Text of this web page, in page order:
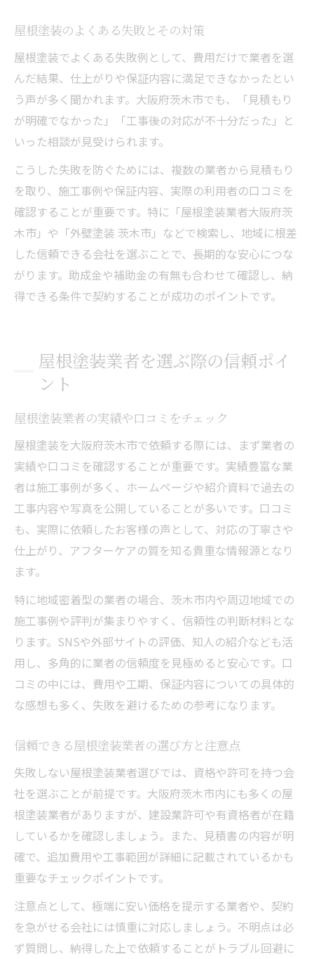
屋根塗装のよくある失敗とその対策
屋根塗装でよくある失敗例として、費用だけで業者を選
んだ結果、仕上がりや保証内容に満足できなかったとい
う声が多く聞かれます。大阪府茨木市でも、「見積もり
が明確でなかった」「工事後の対応が不十分だった」と
いった相談が見受けられます。
こうした失敗を防ぐためには、複数の業者から見積もり
を取り、施工事例や保証内容、実際の利用者の口コミを
確認することが重要です。特に「屋根塗装業者大阪府茨
木市」や「外壁塗装 茨木市」などで検索し、地域に根差
した信頼できる会社を選ぶことで、長期的な安心につな
がります。助成金や補助金の有無も合わせて確認し、納
得できる条件で契約することが成功のポイントです。
屋根塗装業者を選ぶ際の信頼ポイ
ント
屋根塗装業者の実績や口コミをチェック
屋根塗装を大阪府茨木市で依頼する際には、まず業者の
実績や口コミを確認することが重要です。実績豊富な業
者は施工事例が多く、ホームページや紹介資料で過去の
工事内容や写真を公開していることが多いです。口コミ
も、実際に依頼したお客様の声として、対応の丁寧さや
仕上がり、アフターケアの質を知る貴重な情報源となり
ます。
特に地域密着型の業者の場合、茨木市内や周辺地域での
施工事例や評判が集まりやすく、信頼性の判断材料とな
ります。SNSや外部サイトの評価、知人の紹介なども活
用し、多角的に業者の信頼度を見極めると安心です。口
コミの中には、費用や工期、保証内容についての具体的
な感想も多く、失敗を避けるための参考になります。
信頼できる屋根塗装業者の選び方と注意点
失敗しない屋根塗装業者選びでは、資格や許可を持つ会
社を選ぶことが前提です。大阪府茨木市内にも多くの屋
根塗装業者がありますが、建設業許可や有資格者が在籍
しているかを確認しましょう。また、見積書の内容が明
確で、追加費用や工事範囲が詳細に記載されているかも
重要なチェックポイントです。
注意点として、極端に安い価格を提示する業者や、契約
を急がせる会社には慎重に対応しましょう。不明点は必
ず質問し、納得した上で依頼することがトラブル回避に